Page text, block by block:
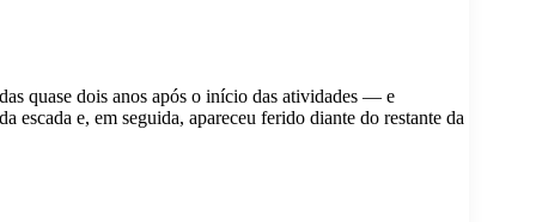
quase dois anos após o início das atividades — e
escada e, em seguida, apareceu ferido diante do restante da